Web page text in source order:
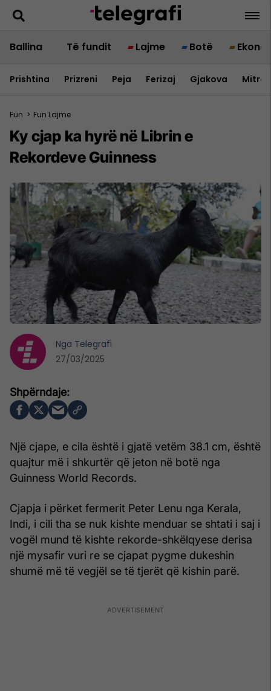
Ballina Të fundit Lajme Botë
Prishtina Prizreni Peja Ferizaj Gjakova
Fun > Fun Lajme
Ky cjap ka hyrë në Librin e
Rekordeve Guinness
Një cjape, e cila është i gjatë vetëm 38.1 cm, është
quajtur më i shkurtër që jeton në botë nga
Guinness World Records.
Cjapja i përket fermerit Peter Lenu nga Kerala,
Indi, i cili tha se nuk kishte menduar se shtati i saj i
vogël mund të kishte rekorde-shkëlqyese derisa
një mysafir vuri re se cjapat pygme dukeshin
shumë më të vegjël se të tjerët që kishin parë.
Nga Telegrafi
27/03/2025